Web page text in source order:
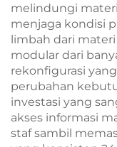
melindungi
menjaga kondisi
limbah dari
modular dari
rekonfigurasi
perubahan
investasi yang
akses informasi
staf sambil